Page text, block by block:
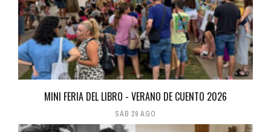
MINI FERIA DEL LIBRO - VERANO DE CUENTO 2026
SÁB 29 AGO